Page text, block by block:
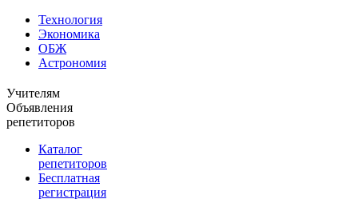
Технология
Экономика
ОБЖ
Астрономия
Учителям
Объявления
репетиторов
Каталог
репетиторов
Бесплатная
регистрация